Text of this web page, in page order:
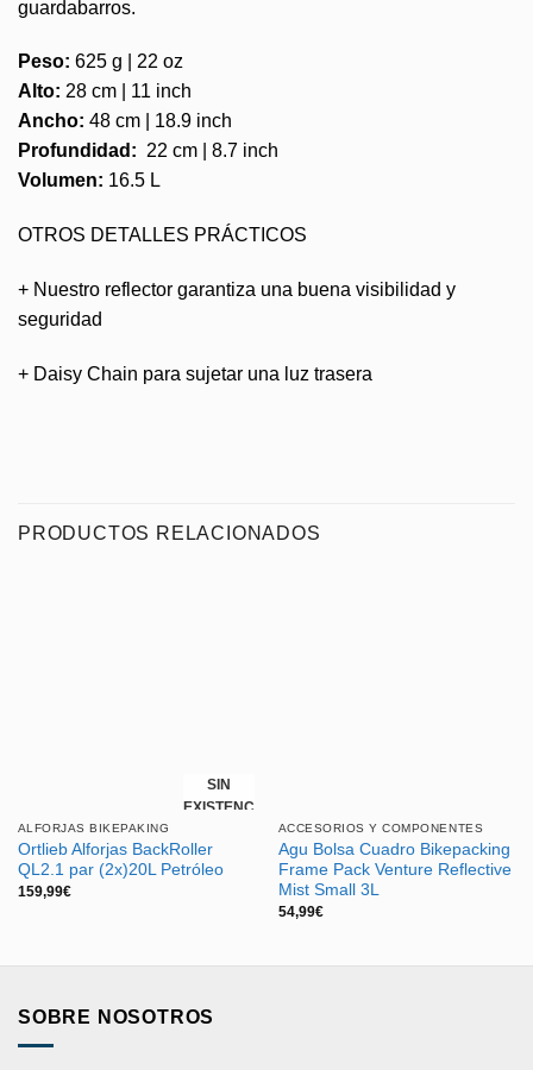
guardabarros.
Peso: 625 g | 22 oz
Alto: 28 cm | 11 inch
Ancho: 48 cm | 18.9 inch
Profundidad: 22 cm | 8.7 inch
Volumen: 16.5 L
OTROS DETALLES PRÁCTICOS
+ Nuestro reflector garantiza una buena visibilidad y
seguridad
+ Daisy Chain para sujetar una luz trasera
PRODUCTOS RELACIONADOS
SIN
EXISTENCIAS
ALFORJAS BIKEPAKING
Ortlieb Alforjas BackRoller
QL2.1 par (2x)20L Petróleo
159,99€
ACCESORIOS Y COMPONENTES
Agu Bolsa Cuadro Bikepacking
Frame Pack Venture Reflective
Mist Small 3L
54,99€
SOBRE NOSOTROS